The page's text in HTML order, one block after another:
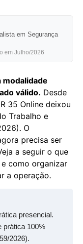
em Segurança
em Julho/2026
modalidade
válido. Desde
35 Online deixou
Trabalho e
O
precisa ser
a seguir o que
como organizar
a operação.
presencial.
prática 100%
2026).